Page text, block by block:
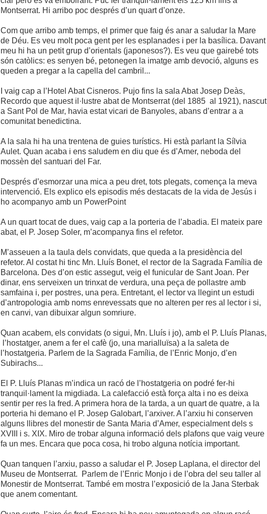
Montserrat. Hi arribo poc després d’un quart d’onze.
Com que arribo amb temps, el primer que faig és anar a saludar la Mare
de Déu. Es veu molt poca gent per les esplanades i per la basílica. Davant
meu hi ha un petit grup d’orientals (japonesos?). Es veu que gairebé tots
són catòlics: es senyen bé, petonegen la imatge amb devoció, alguns es
queden a pregar a la capella del cambril...
I vaig cap a l’Hotel Abat Cisneros. Pujo fins la sala Abat Josep Deàs,
Recordo que aquest il·lustre abat de Montserrat (del 1885 al 1921), nascut
a Sant Pol de Mar, havia estat vicari de Banyoles, abans d’entrar a a
comunitat benedictina.
A la sala hi ha una trentena de guies turístics. Hi està parlant la Sílvia
Aulet. Quan acaba i ens saludem en diu que és d’Amer, neboda del
mossèn del santuari del Far.
Després d’esmorzar una mica a peu dret, tots plegats, comença la meva
intervenció. Els explico els episodis més destacats de la vida de Jesús i
ho acompanyo amb un PowerPoint
A un quart tocat de dues, vaig cap a la porteria de l’abadia. El mateix pare
abat, el P. Josep Soler, m’acompanya fins el refetor.
M’asseuen a la taula dels convidats, que queda a la presidència del
refetor. Al costat hi tinc Mn. Lluís Bonet, el rector de la Sagrada Família de
Barcelona. Des d’on estic assegut, veig el funicular de Sant Joan. Per
dinar, ens serveixen un trinxat de verdura, una peça de pollastre amb
samfaina i, per postres, una pera. Entretant, el lector va llegint un estudi
d’antropologia amb noms enrevessats que no alteren per res al lector i si,
en canvi, van dibuixar algun somriure.
Quan acabem, els convidats (o sigui, Mn. Lluís i jo), amb el P. Lluís Planas,
l’hostatger, anem a fer el cafè (jo, una marialluïsa) a la saleta de
l’hostatgeria. Parlem de la Sagrada Família, de l’Enric Monjo, d’en
Subirachs...
El P. Lluís Planas m’indica un racó de l’hostatgeria on podré fer-hi
tranquil·lament la migdiada. La calefacció està força alta i no es deixa
sentir per res la fred. A primera hora de la tarda, a un quart de quatre, a la
porteria hi demano el P. Josep Galobart, l’arxiver. A l’arxiu hi conserven
alguns llibres del monestir de Santa Maria d’Amer, especialment dels s
XVIII i s. XIX. Miro de trobar alguna informació dels plafons que vaig veure
fa un mes. Encara que poca cosa, hi trobo alguna notícia important.
Quan tanquen l’arxiu, passo a saludar el P. Josep Laplana, el director del
Museu de Montserrat. Parlem de l’Enric Monjo i de l’obra del seu taller al
Monestir de Montserrat. També em mostra l’exposició de la Jana Sterbak
que anem comentant.